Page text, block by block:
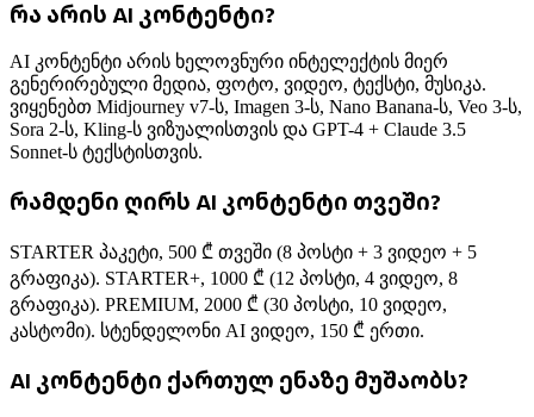
რა არის AI კონტენტი?
AI კონტენტი არის ხელოვნური ინტელექტის მიერ
გენერირებული მედია, ფოტო, ვიდეო, ტექსტი, მუსიკა.
ვიყენებთ Midjourney v7-ს, Imagen 3-ს, Nano Banana-ს, Veo 3-ს,
Sora 2-ს, Kling-ს ვიზუალისთვის და GPT-4 + Claude 3.5
Sonnet-ს ტექსტისთვის.
რამდენი ღირს AI კონტენტი თვეში?
STARTER პაკეტი, 500 ₾ თვეში (8 პოსტი + 3 ვიდეო + 5
გრაფიკა). STARTER+, 1000 ₾ (12 პოსტი, 4 ვიდეო, 8
გრაფიკა). PREMIUM, 2000 ₾ (30 პოსტი, 10 ვიდეო,
კასტომი). სტენდელონი AI ვიდეო, 150 ₾ ერთი.
AI კონტენტი ქართულ ენაზე მუშაობს?